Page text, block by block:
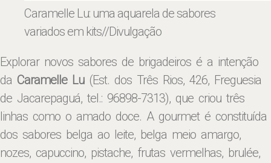
Caramelle Lu: uma aquarela de sabores
variados em kits//Divulgação
Explorar novos sabores de brigadeiros é a intenção
da Caramelle Lu(Est. dos Três Rios, 426, Freguesia
de Jacarepaguá, tel.: 96898-7313), que criou três
linhas como o amado doce. A gourmet é constituída
dos sabores belga ao leite, belga meio amargo,
nozes, capuccino, pistache, frutas vermelhas, brulée,